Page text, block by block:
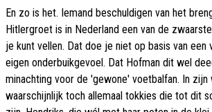
En zo is het. Iemand beschuldigen van het
Hitlergroet is in Nederland een van de
je kunt vellen. Dat doe je niet op basis van een
eigen onderbuikgevoel. Dat Hofman dit wel
minachting voor de 'gewone' voetbalfan. In
waarschijnlijk toch allemaal tokkies die tot dit